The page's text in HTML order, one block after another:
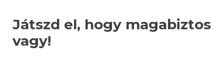
Játszd el, hogy magabiztos
vagy!